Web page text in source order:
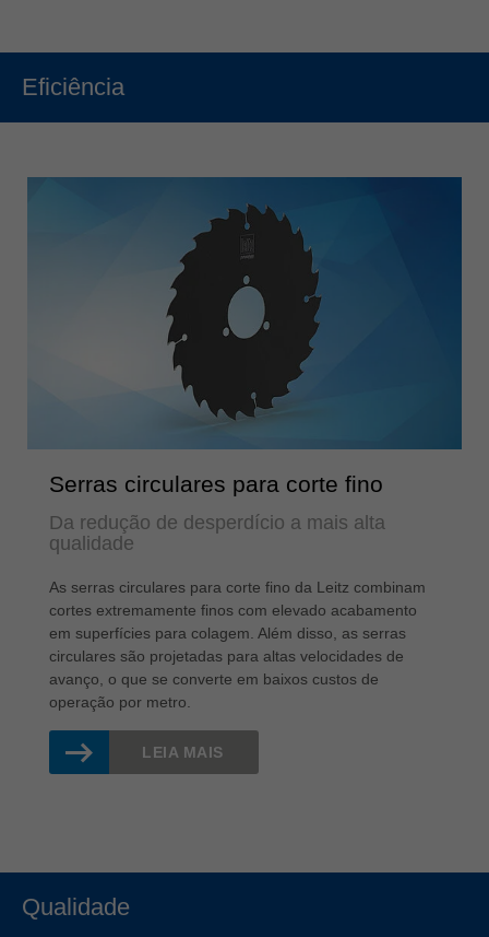
Eficiência
Serras circulares para corte fino
Da redução de desperdício a mais alta
qualidade
As serras circulares para corte fino da Leitz combinam
cortes extremamente finos com elevado acabamento
em superfícies para colagem. Além disso, as serras
circulares são projetadas para altas velocidades de
avanço, o que se converte em baixos custos de
operação por metro.
LEIA MAIS
Qualidade